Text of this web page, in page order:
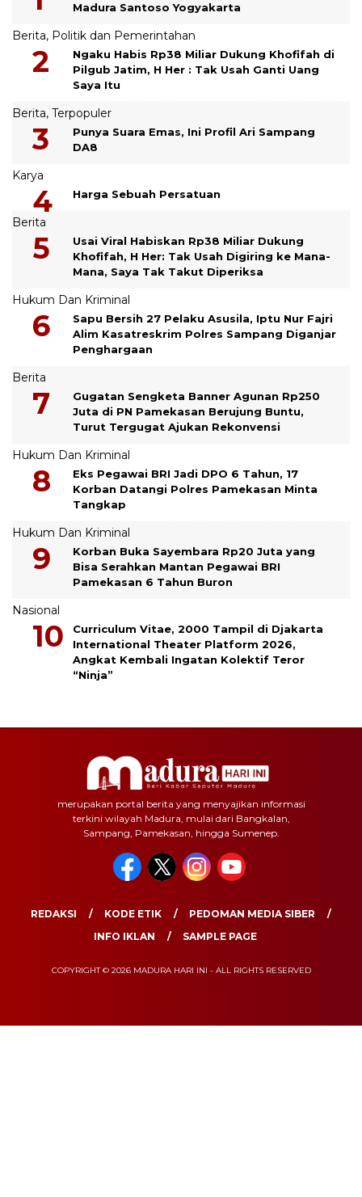
Madura Santoso Yogyakarta
Berita, Politik dan Pemerintahan
Ngaku Habis Rp38 Miliar Dukung Khofifah di
Pilgub Jatim, H Her : Tak Usah Ganti Uang
Saya Itu
Berita, Terpopuler
Punya Suara Emas, Ini Profil Ari Sampang
DA8
Karya
Harga Sebuah Persatuan
Berita
Usai Viral Habiskan Rp38 Miliar Dukung
Khofifah, H Her: Tak Usah Digiring ke Mana-
Mana, Saya Tak Takut Diperiksa
Hukum Dan Kriminal
Sapu Bersih 27 Pelaku Asusila, Iptu Nur Fajri
Alim Kasatreskrim Polres Sampang Diganjar
Penghargaan
Berita
Gugatan Sengketa Banner Agunan Rp250
Juta di PN Pamekasan Berujung Buntu,
Turut Tergugat Ajukan Rekonvensi
Hukum Dan Kriminal
Eks Pegawai BRI Jadi DPO 6 Tahun, 17
Korban Datangi Polres Pamekasan Minta
Tangkap
Hukum Dan Kriminal
Korban Buka Sayembara Rp20 Juta yang
Bisa Serahkan Mantan Pegawai BRI
Pamekasan 6 Tahun Buron
Nasional
Curriculum Vitae, 2000 Tampil di Djakarta
International Theater Platform 2026,
Angkat Kembali Ingatan Kolektif Teror
“Ninja”
merupakan portal berita yang menyajikan informasi
terkini wilayah Madura, mulai dari Bangkalan,
Sampang, Pamekasan, hingga Sumenep.
REDAKSI KODE ETIK
PEDOMAN MEDIA SIBER
INFO IKLAN
SAMPLE PAGE
COPYRIGHT © 2026 MADURA HARI INI - ALL RIGHTS RESERVED